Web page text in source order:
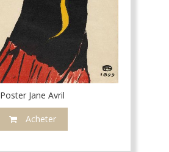
Poster Jane Avril
Acheter